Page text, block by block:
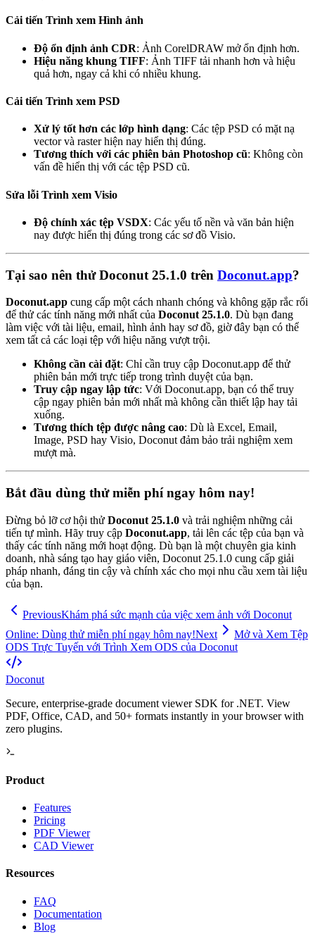
Cải tiến Trình xem Hình ảnh
Độ ổn định ảnh CDR: Ảnh CorelDRAW mở ổn định hơn.
Hiệu năng khung TIFF: Ảnh TIFF tải nhanh hơn và hiệu
quả hơn, ngay cả khi có nhiều khung.
Cải tiến Trình xem PSD
Xử lý tốt hơn các lớp hình dạng: Các tệp PSD có mặt nạ
vector và raster hiện nay hiển thị đúng.
Tương thích với các phiên bản Photoshop cũ: Không còn
vấn đề hiển thị với các tệp PSD cũ.
Sửa lỗi Trình xem Visio
Độ chính xác tệp VSDX: Các yếu tố nền và văn bản hiện
nay được hiển thị đúng trong các sơ đồ Visio.
Tại sao nên thử Doconut 25.1.0 trên Doconut.app?
Doconut.app cung cấp một cách nhanh chóng và không gặp rắc rối
để thử các tính năng mới nhất của Doconut 25.1.0. Dù bạn đang
làm việc với tài liệu, email, hình ảnh hay sơ đồ, giờ đây bạn có thể
xem tất cả các loại tệp với hiệu năng vượt trội.
Không cần cài đặt: Chỉ cần truy cập Doconut.app để thử
phiên bản mới trực tiếp trong trình duyệt của bạn.
Truy cập ngay lập tức: Với Doconut.app, bạn có thể truy
cập ngay phiên bản mới nhất mà không cần thiết lập hay tải
xuống.
Tương thích tệp được nâng cao: Dù là Excel, Email,
Image, PSD hay Visio, Doconut đảm bảo trải nghiệm xem
mượt mà.
Bắt đầu dùng thử miễn phí ngay hôm nay!
Đừng bỏ lỡ cơ hội thử Doconut 25.1.0 và trải nghiệm những cải
tiến tự mình. Hãy truy cập Doconut.app, tải lên các tệp của bạn và
thấy các tính năng mới hoạt động. Dù bạn là một chuyên gia kinh
doanh, nhà sáng tạo hay giáo viên, Doconut 25.1.0 cung cấp giải
pháp nhanh, đáng tin cậy và chính xác cho mọi nhu cầu xem tài liệu
của bạn.
PreviousKhám phá sức mạnh của việc xem ảnh với Doconut
Online: Dùng thử miễn phí ngay hôm nay!Next
Mở và Xem Tệp
ODS Trực Tuyến với Trình Xem ODS của Doconut
Doconut
Secure, enterprise-grade document viewer SDK for .NET. View
PDF, Office, CAD, and 50+ formats instantly in your browser with
zero plugins.
Product
Features
Pricing
PDF Viewer
CAD Viewer
Resources
FAQ
Documentation
Blog